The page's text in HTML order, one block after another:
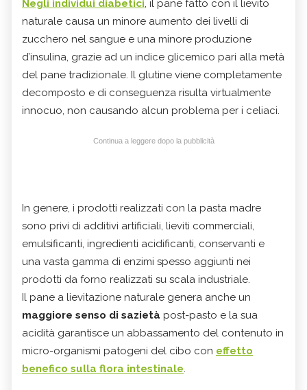
Negli individui diabetici, il pane fatto con il lievito
naturale causa un minore aumento dei livelli di
zucchero nel sangue e una minore produzione
d’insulina, grazie ad un indice glicemico pari alla metà
del pane tradizionale. Il glutine viene completamente
decomposto e di conseguenza risulta virtualmente
innocuo, non causando alcun problema per i celiaci.
Continua a leggere dopo la pubblicità
In genere, i prodotti realizzati con la pasta madre
sono privi di additivi artificiali, lieviti commerciali,
emulsificanti, ingredienti acidificanti, conservanti e
una vasta gamma di enzimi spesso aggiunti nei
prodotti da forno realizzati su scala industriale.
Il pane a lievitazione naturale genera anche un
maggiore senso di sazietà post-pasto e la sua
acidità garantisce un abbassamento del contenuto in
micro-organismi patogeni del cibo con effetto
benefico sulla flora intestinale.